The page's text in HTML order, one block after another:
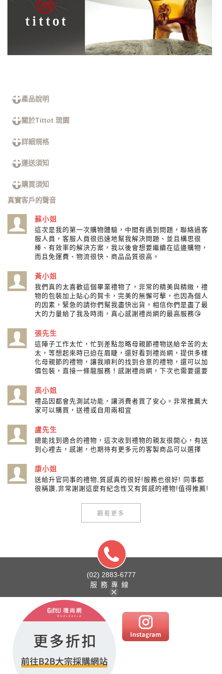
產品說明
關於Tittot 琉園
詳細規格
運送須知
購買須知
真實客戶的聲音
蘇小姐
這次是我的第一次購物體驗，中間有遇到問題，聯絡過客
服人員，客服人員很迅速地幫我解決問題、並且構思很
棒、有效率的解決方案，我以後會想要繼續在這邊購物，
而且免運費、物流很快、商品品質很高。
黃小姐
我們真的太喜歡這個畢業禮物了，非常的精美與精緻，禮
物的包裝加上貼心的賀卡，完美的無懈可擊，也因為個人
的因素，緊急的請你們幫我盡快出貨，相信你們是盡了最
大的力量給了我及時雨，真心感謝禮尚網的最高服務😘
張先生
這陣子工作太忙，忙到差點忽略母親節禮物送給辛苦的太
太，等想起來時已迫在眉睫，還好看到禮尚網，提供多樣
化母親節的禮物，讓我順利的找到合意的禮物，還可以加
價包裝，直接一條龍服務！感謝禮尚網，下次也需要還要
高小姐
禮品因都會先測試功能，讓消費者買了安心。非常推薦大
家可以購買，送禮或自用兩相宜
盧先生
總能找到適合的禮物，這次收到禮物的親友很開心，有送
到心裡去，感謝，也期待有更多元的客製商品可以選擇
康小姐
送給升官同事的禮物,質感真的很好!服務也很好! 同事都
很稱讚,非常謝謝這麼有紀念性又有質感的禮物!值得推薦!
觀看更多
(02) 2883-6777
服務專線